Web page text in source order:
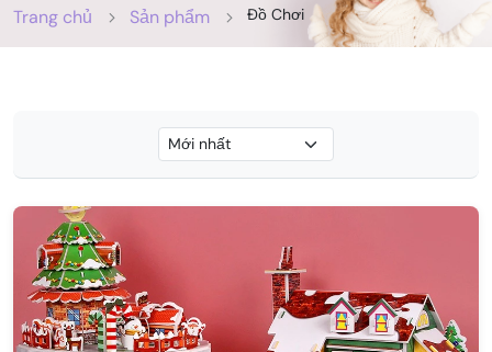
Trang chủ Sản phẩm Đồ Chơi